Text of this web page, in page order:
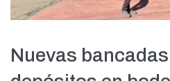
Nuevas